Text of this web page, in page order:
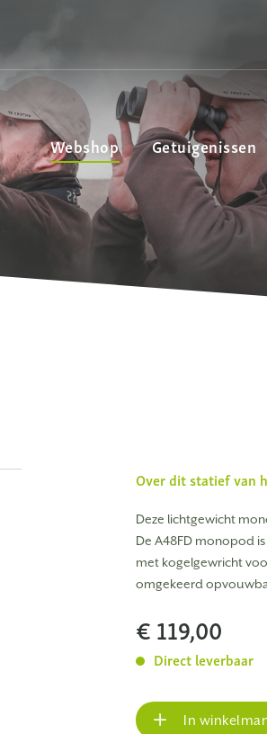
Webshop Getuigenissen
Over dit statief van
Deze lichtgewicht
De A48FD monopod
met kogelgewricht
omgekeerd
€ 119,00
Direct leverbaar
In